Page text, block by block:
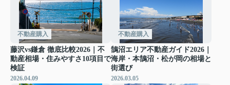
不動産購入
藤沢vs鎌倉 徹底比較2026｜不
動産相場・住みやすさ10項目で
検証
2026.04.09
不動産購入
鵠沼エリア不動産ガイド2026｜
海岸・本鵠沼・松が岡の相場と
街選び
2026.03.05